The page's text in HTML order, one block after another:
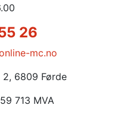
26
mc.no
2, 6809 Førde
713 MVA